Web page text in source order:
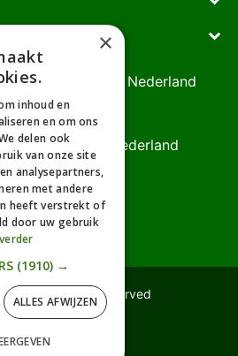
7623 AH Borne, Nederland
PT Hengelo, Nederland
All Rights Reserved
×
inhoud en
en om ons
delen ook
van onze site
analysepartners,
met andere
heeft verstrekt of
door uw gebruik
(1910) →
ALLES AFWIJZEN